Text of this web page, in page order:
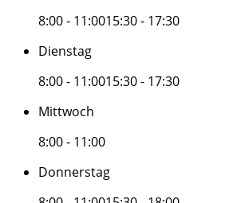
8:00 - 11:0015:30 - 17:30
Dienstag
8:00 - 11:0015:30 - 17:30
Mittwoch
8:00 - 11:00
Donnerstag